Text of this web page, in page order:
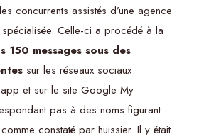
concurrents assistés d’une agence
Celle-ci a procédé à la
150 messages sous des
sur les réseaux sociaux
et sur le site Google My
pas à des noms figurant
constaté par huissier. Il y était